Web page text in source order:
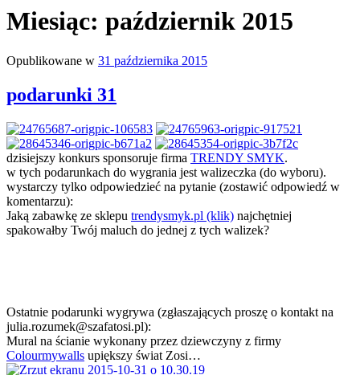
julia rozumek
o życiu i szukaniu w nim szczęścia
Miesiąc: październik 2015
Opublikowane w 31 października 2015
podarunki 31
dzisiejszy konkurs sponsoruje firma TRENDY SMYK.
w tych podarunkach do wygrania jest walizeczka (do wyboru).
wystarczy tylko odpowiedzieć na pytanie (zostawić odpowiedź w
komentarzu):
Jaką zabawkę ze sklepu trendysmyk.pl (klik) najchętniej
spakowałby Twój maluch do jednej z tych walizek?
Ostatnie podarunki wygrywa (zgłaszających proszę o kontakt na
julia.rozumek@szafatosi.pl):
Mural na ścianie wykonany przez dziewczyny z firmy
Colourmywalls upiększy świat Zosi…